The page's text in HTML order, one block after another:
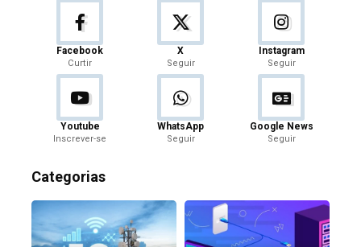
Facebook
Curtir
X
Seguir
Instagram
Seguir
Youtube
Inscrever-se
WhatsApp
Seguir
Google News
Seguir
Categorias